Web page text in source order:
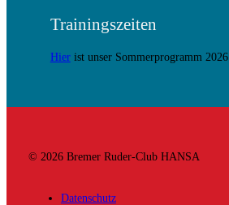
Trainingszeiten
Hierist unser Sommerprogramm 2026
© 2026 Bremer Ruder-Club HANSA
Datenschutz